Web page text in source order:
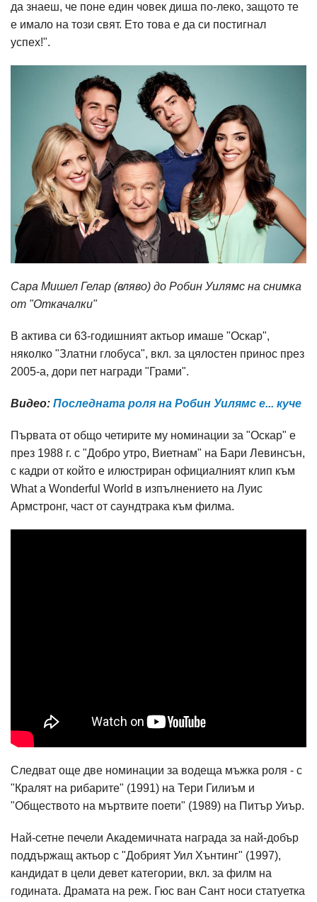
да знаеш, че поне един човек диша по-леко, защото те
е имало на този свят. Ето това е да си постигнал
успех!".
Сара Мишел Гелар (вляво) до Робин Уилямс на снимка
от "Откачалки"
В актива си 63-годишният актьор имаше "Оскар",
няколко "Златни глобуса", вкл. за цялостен принос през
2005-а, дори пет награди "Грами".
Видео: Последната роля на Робин Уилямс е... куче
Първата от общо четирите му номинации за "Оскар" е
през 1988 г. с "Добро утро, Виетнам" на Бари Левинсън,
с кадри от който е илюстриран официалният клип към
What a Wonderful World в изпълнението на Луис
Армстронг, част от саундтрака към филма.
Следват още две номинации за водеща мъжка роля - с
"Кралят на рибарите" (1991) на Тери Гилиъм и
"Обществото на мъртвите поети" (1989) на Питър Уиър.
Най-сетне печели Академичната награда за най-добър
поддържащ актьор с "Добрият Уил Хънтинг" (1997),
кандидат в цели девет категории, вкл. за филм на
годината. Драмата на реж. Гюс ван Сант носи статуетка